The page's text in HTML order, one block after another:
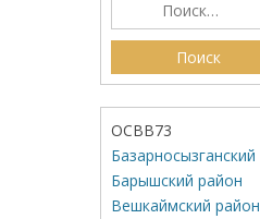
ОСВВ73
Базарносызганский
Барышский район
Вешкаймский район